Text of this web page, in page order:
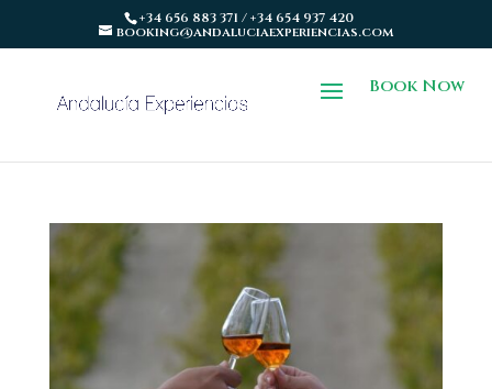
+34 656 883 371 / +34 654 937 420
booking@andaluciaexperiencias.com
Book Now